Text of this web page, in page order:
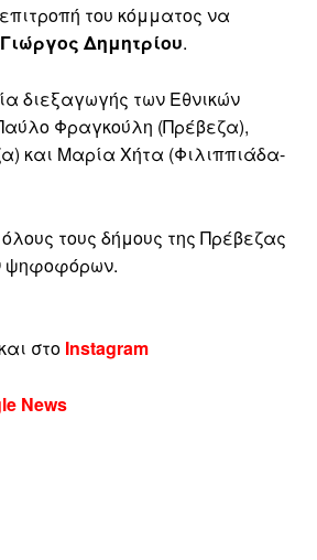
του κόμματος να
Γιώργος Δημητρίου.
διεξαγωγής των Εθνικών
Φραγκούλη (Πρέβεζα),
και Μαρία Χήτα (Φιλιππιάδα-
τους δήμους της Πρέβεζας
ψηφοφόρων.
και στο Instagram
News